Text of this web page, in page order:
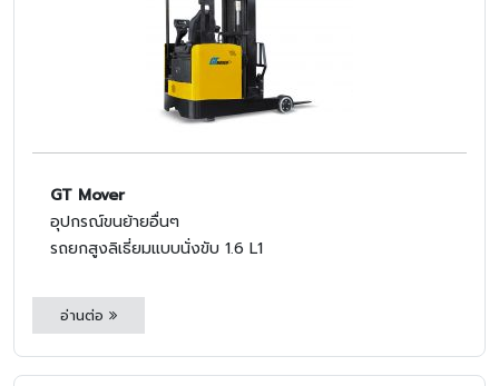
GT Mover
อุปกรณ์ขนย้ายอื่นๆ
รถยกสูงลิเธี่ยมแบบนั่งขับ 1.6 L1
อ่านต่อ